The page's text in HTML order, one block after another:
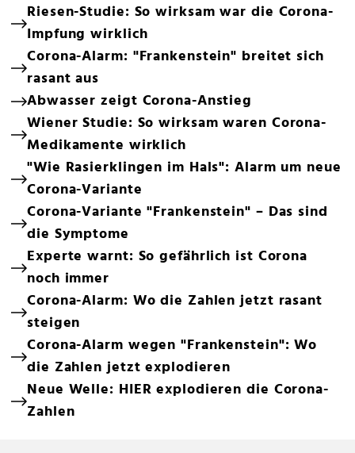
Riesen-Studie: So wirksam war die Corona-
Impfung wirklich
Corona-Alarm: "Frankenstein" breitet sich
rasant aus
Abwasser zeigt Corona-Anstieg
Wiener Studie: So wirksam waren Corona-
Medikamente wirklich
"Wie Rasierklingen im Hals": Alarm um neue
Corona-Variante
Corona-Variante "Frankenstein" – Das sind
die Symptome
Experte warnt: So gefährlich ist Corona
noch immer
Corona-Alarm: Wo die Zahlen jetzt rasant
steigen
Corona-Alarm wegen "Frankenstein": Wo
die Zahlen jetzt explodieren
Neue Welle: HIER explodieren die Corona-
Zahlen